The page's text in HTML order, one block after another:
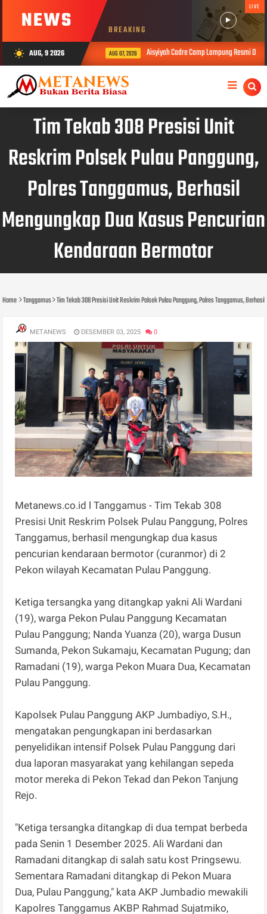
NEWS BREAKING
LIVE
wb_sunny AUG, 9 2026 AUG 07, 2026 Aisyiyah Cadre Camp Lampung Resmi
Tim Tekab 308 Presisi Unit
Reskrim Polsek Pulau Panggung,
Polres Tanggamus, Berhasil
Mengungkap Dua Kasus Pencurian
Kendaraan Bermotor
Home Tanggamus Tim Tekab 308 Presisi Unit Reskrim Polsek Pulau Panggung, Polres Tanggamus,
METANEWS DESEMBER 03, 2025 0
Metanews.co.id l Tanggamus - Tim Tekab 308
Presisi Unit Reskrim Polsek Pulau Panggung, Polres
Tanggamus, berhasil mengungkap dua kasus
pencurian kendaraan bermotor (curanmor) di 2
Pekon wilayah Kecamatan Pulau Panggung.
Ketiga tersangka yang ditangkap yakni Ali Wardani
(19), warga Pekon Pulau Panggung Kecamatan
Pulau Panggung; Nanda Yuanza (20), warga Dusun
Sumanda, Pekon Sukamaju, Kecamatan Pugung; dan
Ramadani (19), warga Pekon Muara Dua, Kecamatan
Pulau Panggung.
Kapolsek Pulau Panggung AKP Jumbadiyo, S.H.,
mengatakan pengungkapan ini berdasarkan
penyelidikan intensif Polsek Pulau Panggung dari
dua laporan masyarakat yang kehilangan sepeda
motor mereka di Pekon Tekad dan Pekon Tanjung
Rejo.
"Ketiga tersangka ditangkap di dua tempat berbeda
pada Senin 1 Desember 2025. Ali Wardani dan
Ramadani ditangkap di salah satu kost Pringsewu.
Sementara Ramadani ditangkap di Pekon Muara
Dua, Pulau Panggung," kata AKP Jumbadio mewakili
Kapolres Tanggamus AKBP Rahmad Sujatmiko,